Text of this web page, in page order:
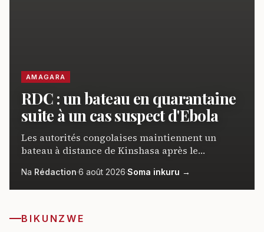
AMAGARA
RDC : un bateau en quarantaine
suite à un cas suspect d'Ebola
Les autorités congolaises maintiennent un
bateau à distance de Kinshasa après le
Ebola. Un laboratoire mobile a été déployé pour
effectuer des tests sur les passagers.
Na Rédaction·6 août 2026·Soma inkuru →
BIKUNZWE